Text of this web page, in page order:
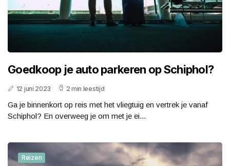
Goedkoop je auto parkeren op Schiphol?
12 juni 2023 2 min leestijd
Ga je binnenkort op reis met het vliegtuig en vertrek je vanaf
Schiphol? En overweeg je om met je ei...
Reizen